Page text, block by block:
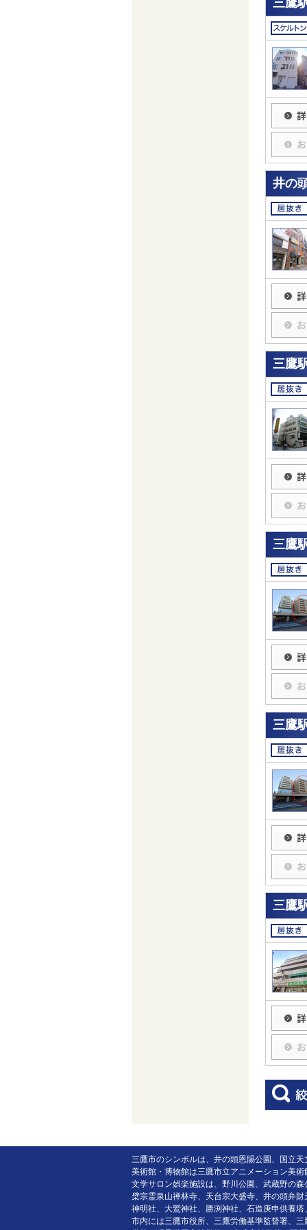
三鷹
井の
三鷹
三鷹
三鷹
三鷹
三鷹市のシンボルは、井の頭恩賜公園、国立
美術館・博物館は三鷹市立アニメーション美
文学サロン娯楽施設は、野川公園、武蔵野の
檗宗霊泉山禅林寺、天台宗大盛寺、井の頭弁
神明社、大鷲神社、勝渕神社、石造庚申供養
市内には三鷹市役所、三鷹労働基準監督署、